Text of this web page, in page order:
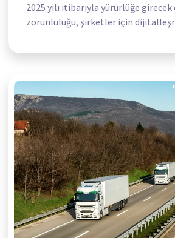
2025 yılı itibarıyla yürürlüğe girecek
zorunluluğu, şirketler için